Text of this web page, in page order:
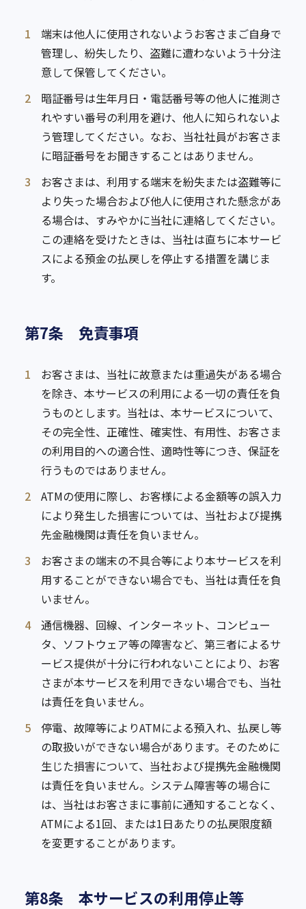
1
端末は他人に使用されないようお客さまご自身で
管理し、紛失したり、盗難に遭わないよう十分注
意して保管してください。
2
暗証番号は生年月日・電話番号等の他人に推測さ
れやすい番号の利用を避け、他人に知られないよ
う管理してください。なお、当社社員がお客さま
に暗証番号をお聞きすることはありません。
3
お客さまは、利用する端末を紛失または盗難等に
より失った場合および他人に使用された懸念があ
る場合は、すみやかに当社に連絡してください。
この連絡を受けたときは、当社は直ちに本サービ
スによる預金の払戻しを停止する措置を講じま
す。
第7条 免責事項
1
お客さまは、当社に故意または重過失がある場合
を除き、本サービスの利用による一切の責任を負
うものとします。当社は、本サービスについて、
その完全性、正確性、確実性、有用性、お客さま
の利用目的への適合性、適時性等につき、保証を
行うものではありません。
2
ATMの使用に際し、お客様による金額等の誤入力
により発生した損害については、当社および提携
先金融機関は責任を負いません。
3
お客さまの端末の不具合等により本サービスを利
用することができない場合でも、当社は責任を負
いません。
4
通信機器、回線、インターネット、コンピュー
タ、ソフトウェア等の障害など、第三者によるサ
ービス提供が十分に行われないことにより、お客
さまが本サービスを利用できない場合でも、当社
は責任を負いません。
5
停電、故障等によりATMによる預入れ、払戻し等
の取扱いができない場合があります。そのために
生じた損害について、当社および提携先金融機関
は責任を負いません。システム障害等の場合に
は、当社はお客さまに事前に通知することなく、
ATMによる1回、または1日あたりの払戻限度額
を変更することがあります。
第8条 本サービスの利用停止等